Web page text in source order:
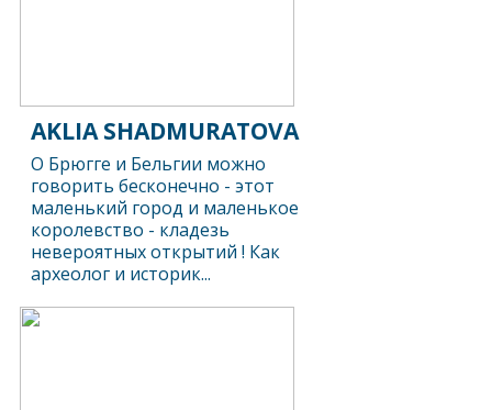
AKLIA SHADMURATOVA
О Брюгге и Бельгии можно
говорить бесконечно - этот
маленький город и маленькое
королевство - кладезь
невероятных открытий ! Как
археолог и историк...